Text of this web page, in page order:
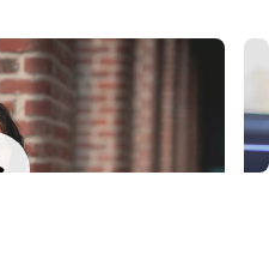
SecOps